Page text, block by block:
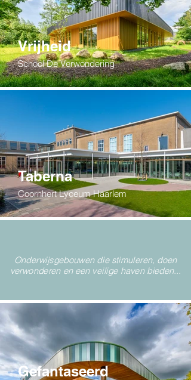
Vrijheid
School De Verwondering
Taberna
Coornhert Lyceum Haarlem
Onderwijsgebouwen die stimuleren, doen
verwonderen en een veilige haven bieden...
Gefantaseerd